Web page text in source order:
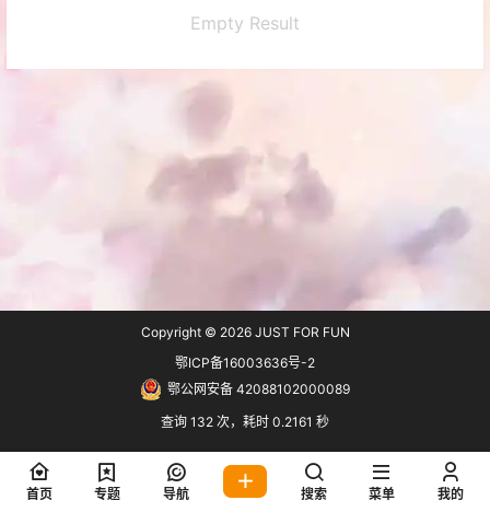
Empty Result
Copyright © 2026JUST FOR FUN
鄂ICP备16003636号-2
鄂公网安备 42088102000089
查询 132 次，耗时 0.2161 秒
首页 专题 导航 搜索 菜单 我的